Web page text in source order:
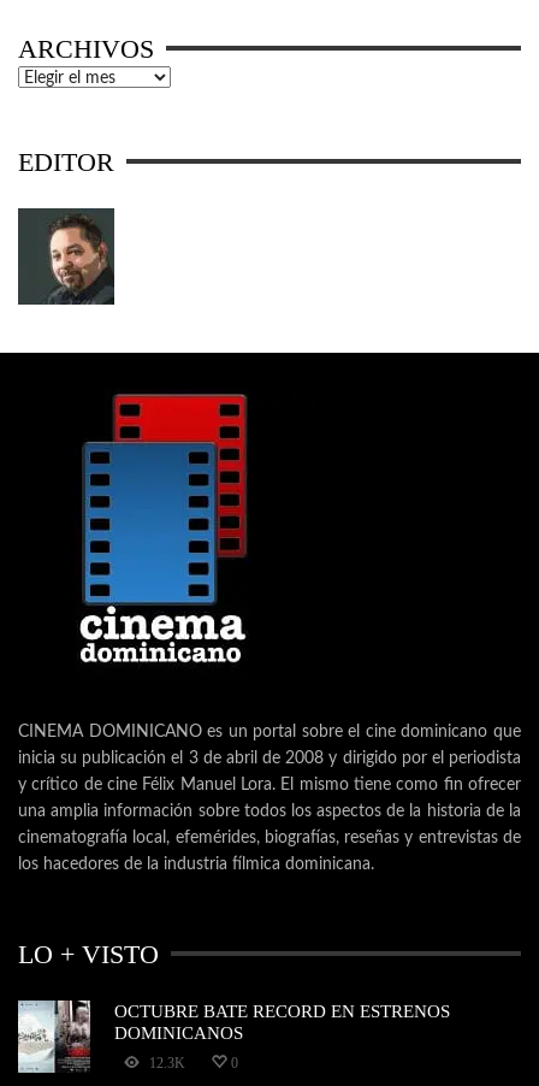
ARCHIVOS
Archivos
EDITOR
CINEMA DOMINICANO es un portal sobre el cine dominicano que
inicia su publicación el 3 de abril de 2008 y dirigido por el periodista
y crítico de cine Félix Manuel Lora. El mismo tiene como fin ofrecer
una amplia información sobre todos los aspectos de la historia de la
cinematografía local, efemérides, biografías, reseñas y entrevistas de
los hacedores de la industria fílmica dominicana.
LO + VISTO
OCTUBRE BATE RECORD EN ESTRENOS
DOMINICANOS
12.3K 0